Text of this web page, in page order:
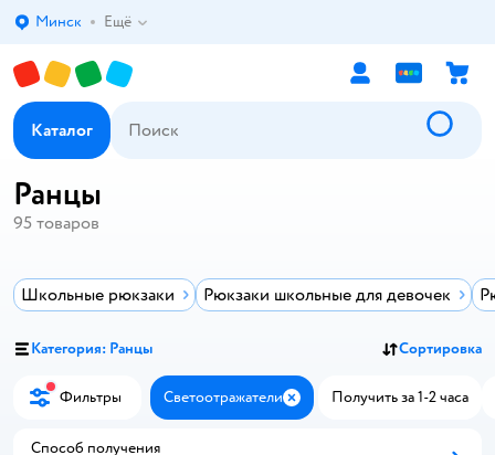
Выбор адреса доставки.
Минск Ещё
Каталог
Ранцы
95 товаров
Школьные рюкзаки Рюкзаки школьные для девочек
Категория: Ранцы Сортировка
Фильтры Светоотражатели ЗакрытьПолучить за 1-2 часа
Способ получения